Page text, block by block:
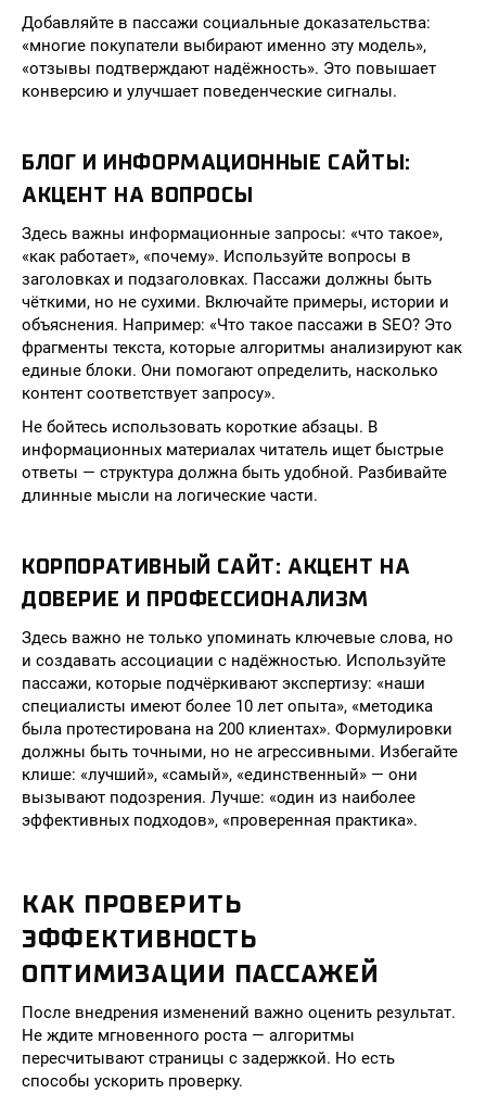
Добавляйте в пассажи социальные доказательства:
«многие покупатели выбирают именно эту модель»,
«отзывы подтверждают надёжность». Это повышает
конверсию и улучшает поведенческие сигналы.
БЛОГ И ИНФОРМАЦИОННЫЕ САЙТЫ:
АКЦЕНТ НА ВОПРОСЫ
Здесь важны информационные запросы: «что такое»,
«как работает», «почему». Используйте вопросы в
заголовках и подзаголовках. Пассажи должны быть
чёткими, но не сухими. Включайте примеры, истории и
объяснения. Например: «Что такое пассажи в SEO? Это
фрагменты текста, которые алгоритмы анализируют как
единые блоки. Они помогают определить, насколько
контент соответствует запросу».
Не бойтесь использовать короткие абзацы. В
информационных материалах читатель ищет быстрые
ответы — структура должна быть удобной. Разбивайте
длинные мысли на логические части.
КОРПОРАТИВНЫЙ САЙТ: АКЦЕНТ НА
ДОВЕРИЕ И ПРОФЕССИОНАЛИЗМ
Здесь важно не только упоминать ключевые слова, но
и создавать ассоциации с надёжностью. Используйте
пассажи, которые подчёркивают экспертизу: «наши
специалисты имеют более 10 лет опыта», «методика
была протестирована на 200 клиентах». Формулировки
должны быть точными, но не агрессивными. Избегайте
клише: «лучший», «самый», «единственный» — они
вызывают подозрения. Лучше: «один из наиболее
эффективных подходов», «проверенная практика».
КАК ПРОВЕРИТЬ
ЭФФЕКТИВНОСТЬ
ОПТИМИЗАЦИИ ПАССАЖЕЙ
После внедрения изменений важно оценить результат.
Не ждите мгновенного роста — алгоритмы
пересчитывают страницы с задержкой. Но есть
способы ускорить проверку.